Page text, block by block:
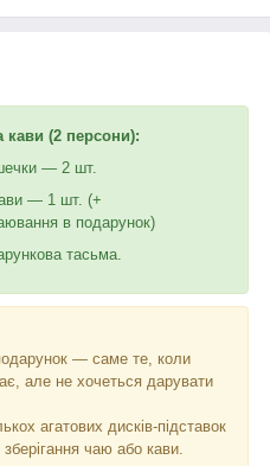
кави (2 персони):
— 2 шт.
— 1 шт. (+
в подарунок)
тасьма.
— саме те, коли
але не хочеться дарувати
агатових дисків-підставок
чаю або кави.